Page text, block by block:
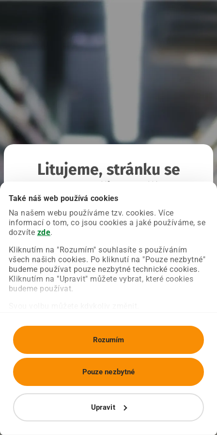
Také náš web používá cookies
Na našem webu používáme tzv. cookies. Více
informací o tom, co jsou cookies a jaké používáme, se
dozvíte zde.
Kliknutím na "Rozumím" souhlasíte s používáním
všech našich cookies. Po kliknutí na "Pouze nezbytné"
budeme používat pouze nezbytné technické cookies.
Kliknutím na "Upravit" můžete vybrat, které cookies
budeme používat.
Rozumím
Upravit
Pouze nezbytné
Litujeme, stránku se
Chyba nastala na naší straně a už ji opravujeme.
Zkuste prosím znovu načíst požadovanou stránku.
Obnovit stránku Úvodní strana